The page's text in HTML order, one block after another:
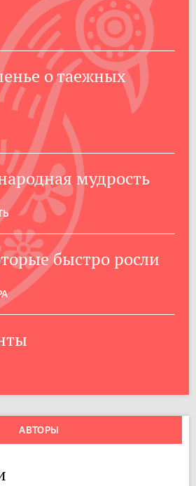
о таежных
мудрость
быстро росли
АВТОРЫ